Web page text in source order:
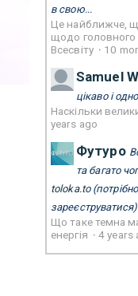
в свою...
Це найближче,
щодо головного
Всесвіту · 10
Samuel
цікаво і
Наскільки
years ago
Футуро
та багато
toloka.to(потрібно
зареєструватися)
Що таке темна
енергія ·4 years